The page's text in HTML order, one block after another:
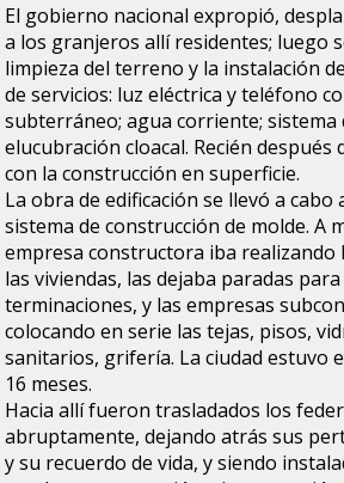
El gobierno nacional expropió,
a los granjeros allí residentes; luego
limpieza del terreno y la instalación
de servicios: luz eléctrica y teléfono
subterráneo; agua corriente; sistema
elucubración cloacal. Recién después
con la construcción en superficie.
La obra de edificación se llevó a cabo
sistema de construcción de molde. A
empresa constructora iba realizando
las viviendas, las dejaba paradas
terminaciones, y las empresas
colocando en serie las tejas, pisos,
sanitarios, grifería. La ciudad estuvo
16 meses.
Hacia allí fueron trasladados los
abruptamente, dejando atrás sus
y su recuerdo de vida, y siendo